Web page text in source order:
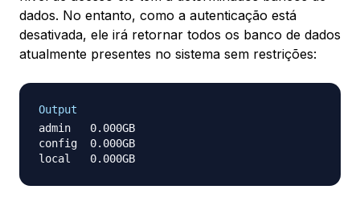
dados. No entanto, como a autenticação está
desativada, ele irá retornar todos os banco de dados
atualmente presentes no sistema sem restrições:
Output
admin   0.000GB
config  0.000GB